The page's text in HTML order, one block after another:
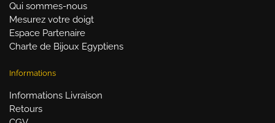
Qui sommes-nous
Mesurez votre doigt
Espace Partenaire
Charte de Bijoux Egyptiens
Informations
Informations Livraison
Retours